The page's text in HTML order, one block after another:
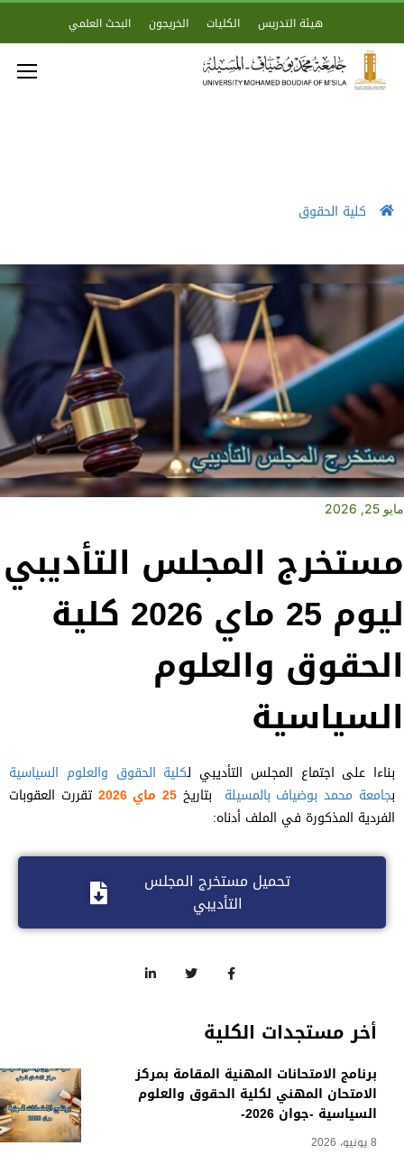
هيئة التدريس الكليات الخريجون البحث العلمي
كلية الحقوق
أخر مستجدات الكلية
برنامج الامتحانات المهنية المقامة بمركز
الامتحان المهني لكلية الحقوق والعلوم
السياسية -جوان 2026-
8 يونيو، 2026
مايو 25, 2026
مستخرج المجلس التأديبي
ليوم 25 ماي 2026 كلية
الحقوق والعلوم
السياسية
بناءا على اجتماع المجلس التأديبي لكلية الحقوق والعلوم السياسية
بجامعة محمد بوضياف بالمسيلة بتاريخ 25 ماي 2026
تقررت العقوبات
الفردية المذكورة في الملف أدناه:
تحميل مستخرج المجلس
التأديبي